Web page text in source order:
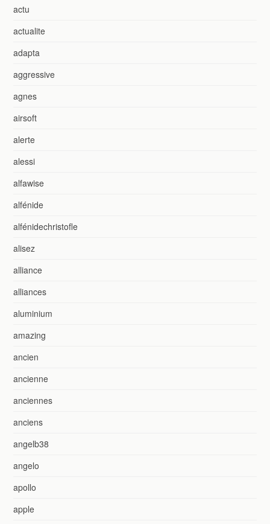
actu
actualite
adapta
aggressive
agnes
airsoft
alerte
alessi
alfawise
alfénide
alfénidechristofle
alisez
alliance
alliances
aluminium
amazing
ancien
ancienne
anciennes
anciens
angelb38
angelo
apollo
apple